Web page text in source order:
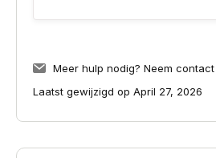
Meer hulp nodig? Neem
Laatst gewijzigd op April 27, 2026